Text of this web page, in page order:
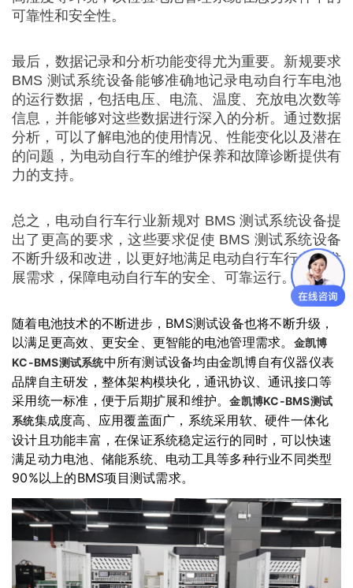
可靠性和安全性。
最后，数据记录和分析功能变得尤为重要。新规要求
BMS 测试系统设备能够准确地记录电动自行车电池
的运行数据，包括电压、电流、温度、充放电次数等
信息，并能够对这些数据进行深入的分析。通过数据
分析，可以了解电池的使用情况、性能变化以及潜在
的问题，为电动自行车的维护保养和故障诊断提供有
力的支持。
总之，电动自行车行业新规对 BMS 测试系统设备提
出了更高的要求，这些要求促使 BMS 测试系统设备
不断升级和改进，以更好地满足电动自行车行业的发
展需求，保障电动自行车的安全、可靠运行。
随着电池技术的不断进步，BMS测试设备也将不断升级，
以满足更高效、更安全、更智能的电池管理需求。
金凯博
KC-BMS测试系统中所有测试设备均由金凯博自有仪器仪表
品牌自主研发，整体架构模块化，通讯协议、通讯接口等
采用统一标准，便于后期扩展和维护。金凯博KC-BMS测试
系统集成度高、应用覆盖面广，系统采用软、硬件一体化
设计且功能丰富，在保证系统稳定运行的同时，可以快速
满足动力电池、储能系统、电动工具等多种行业不同类型
90%以上的BMS项目测试需求。